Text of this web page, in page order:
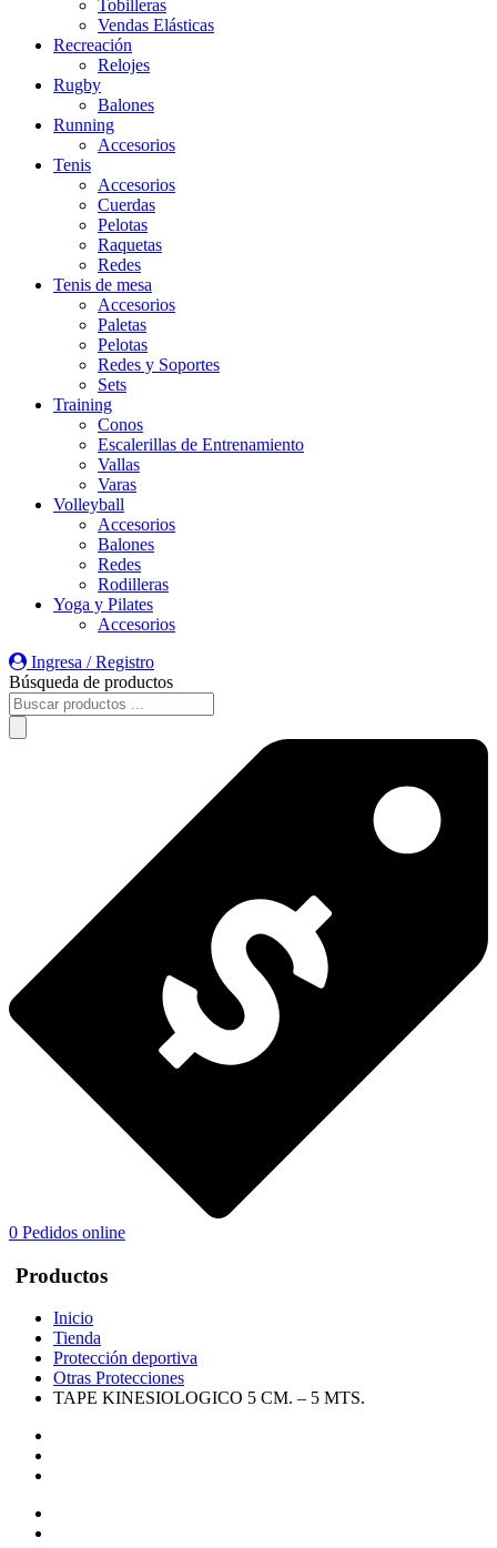
Tobilleras
Vendas Elásticas
Recreación
Relojes
Rugby
Balones
Running
Accesorios
Tenis
Accesorios
Cuerdas
Pelotas
Raquetas
Redes
Tenis de mesa
Accesorios
Paletas
Pelotas
Redes y Soportes
Sets
Training
Conos
Escalerillas de Entrenamiento
Vallas
Varas
Volleyball
Accesorios
Balones
Redes
Rodilleras
Yoga y Pilates
Accesorios
Ingresa / Registro
Búsqueda de productos
0 Pedidos online
Productos
Inicio
Tienda
Protección deportiva
Otras Protecciones
TAPE KINESIOLOGICO 5 CM. – 5 MTS.